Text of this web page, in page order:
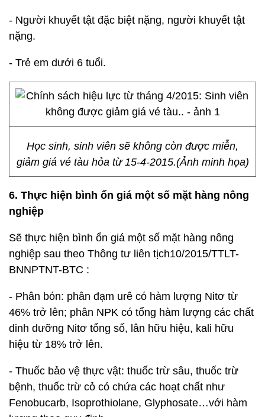
- Người khuyết tật đặc biệt nặng, người khuyết tật
nặng.
- Trẻ em dưới 6 tuổi.
Học sinh, sinh viên sẽ không còn được miễn,
giảm giá vé tàu hỏa từ 15-4-2015.(Ảnh minh họa)
6. Thực hiện bình ổn giá một số mặt hàng nông
nghiệp
Sẽ thực hiện bình ổn giá một số mặt hàng nông
nghiệp sau theo Thông tư liên tịch10/2015/TTLT-
BNNPTNT-BTC :
- Phân bón: phân đạm urê có hàm lượng Nitơ từ
46% trở lên; phân NPK có tổng hàm lượng các chất
dinh dưỡng Nitơ tổng số, lân hữu hiệu, kali hữu
hiệu từ 18% trở lên.
- Thuốc bảo vệ thực vật: thuốc trừ sâu, thuốc trừ
bệnh, thuốc trừ cỏ có chứa các hoạt chất như
Fenobucarb, Isoprothiolane, Glyphosate…với hàm